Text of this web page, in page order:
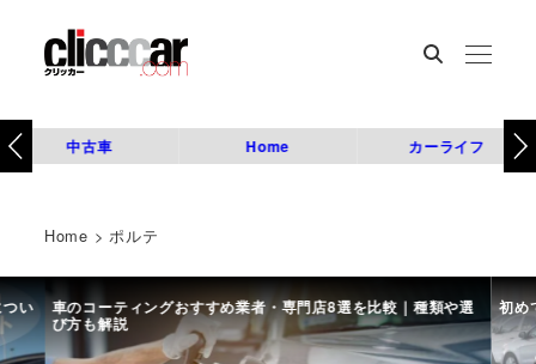
中古車 Home カーライフ
Home >ポルテ
い 車のコーティングおすすめ業者・専門店8選を比較｜種類や選
び方も解説
初め